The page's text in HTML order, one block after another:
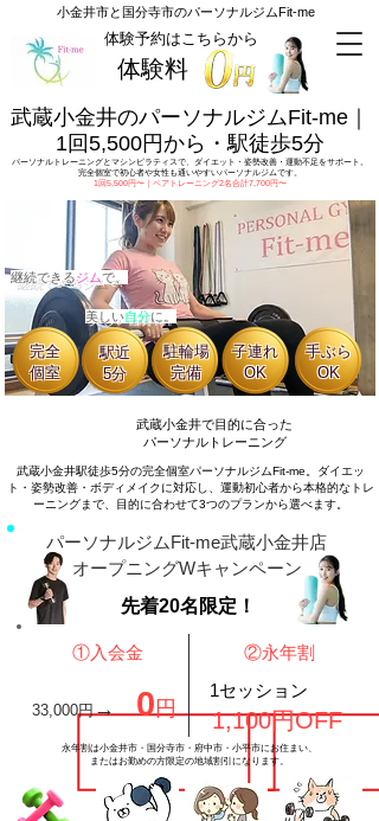
​体験予約はこちらから
体験料
​小金井市と国分寺市のパーソナルジムFit-me
武蔵小金井のパーソナルジムFit-me｜
1回5,500円から・駅徒歩5分
パーソナルトレーニングとマシンピラティスで、ダイエット・姿勢改善・運動不足をサポート。
完全個室で初心者や女性も通いやすいパーソナルジムです。​
1回5,500円〜｜ペアトレーニング2名合計7,700円〜
継続できるジムで、
美しい自分に。
完全
個室
駅近
5分
駐輪場
完備
子連れ
OK
手ぶら
OK
武蔵小金井で目的に合った
パーソナルトレーニング
武蔵小金井駅徒歩5分の完全個室パーソナルジムFit-me。ダイエッ
ト・姿勢改善・ボディメイクに対応し、運動初心者から本格的なトレ
ーニングまで、目的に合わせて3つのプランから選べます。
パーソナルジムFit-me武蔵小金井店
オープニングWキャンペーン
​先着20名限定！
​①入会金 ​②永年割
​33,000円→0円
​1セッション
1,100円OFF
​永年割は小金井市・国分寺市・府中市・小平市にお住まい、
またはお勤めの方限定の地域割引になります。